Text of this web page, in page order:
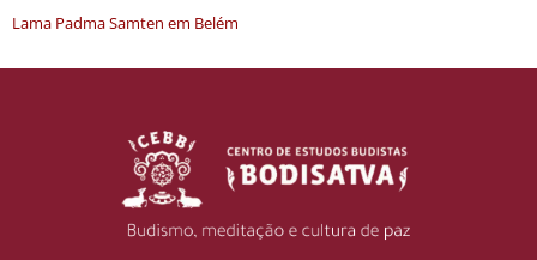
Lama Padma Samten em Belém